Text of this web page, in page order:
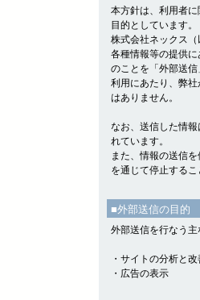
本方針は、利用者
目的としています。
株式会社ネックス
各種情報等の提供
のことを「外部送信
利用にあたり、弊
はありません。
なお、送信した情
れています。
また、情報の送信
を通じて停止するこ
■外部送信の目的
外部送信を行なう主
・サイトの分析と
・広告の表示